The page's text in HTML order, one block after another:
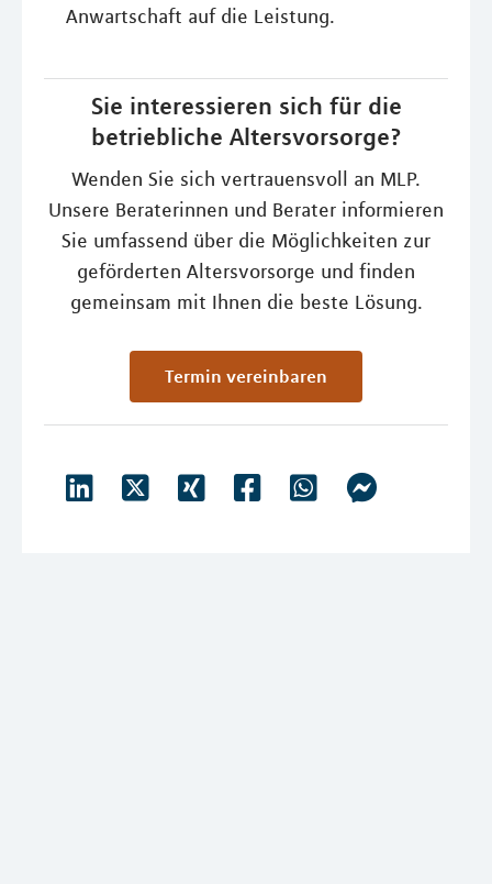
Anwartschaft auf die Leistung.
Sie interessieren sich für die
betriebliche Altersvorsorge?
Wenden Sie sich vertrauensvoll an MLP.
Unsere Beraterinnen und Berater informieren
Sie umfassend über die Möglichkeiten zur
geförderten Altersvorsorge und finden
gemeinsam mit Ihnen die beste Lösung.
Termin vereinbaren